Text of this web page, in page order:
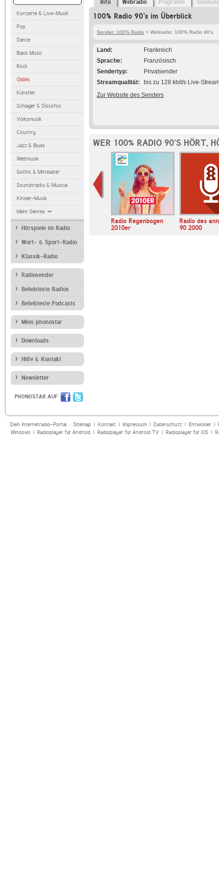
Konzerte & Live-Musik
Pop
Dance
Black Music
Rock
Oldies
Künstler
Schlager & Discofox
Volksmusik
Country
Jazz & Blues
Weltmusik
Gothic & Mittelalter
Soundtracks & Musical
Kinder-Musik
Mehr Genres
Hörspiele im Radio
Wort- & Sport-Radio
Klassik-Radio
Radiosender
Beliebteste Radios
Beliebteste Podcasts
Mein phonostar
Downloads
Hilfe & Kontakt
Newsletter
PHONOSTAR AUF
Info Webradio Programm
100% Radio 90's im Überblick
Sender: 100% Radio > Webradio: 100% Radio 90's
Land
Frankreich
Sprache
Französisch
Sendertyp
Privatsender
Streamqualität
bis zu 128 kbit/s Live-
Zur Website des Senders
WER 100% RADIO 90'S HÖRT,
Hotmixradio 90
Radio Regenbogen
2010er
Radio des
90 2000
Dein Internetradio-Portal : Sitemap| Kontakt| Impressum| Datenschutz| Entwickler|
Windows| Radioplayer für Android| Radioplayer für Android TV| Radioplayer für iOS|